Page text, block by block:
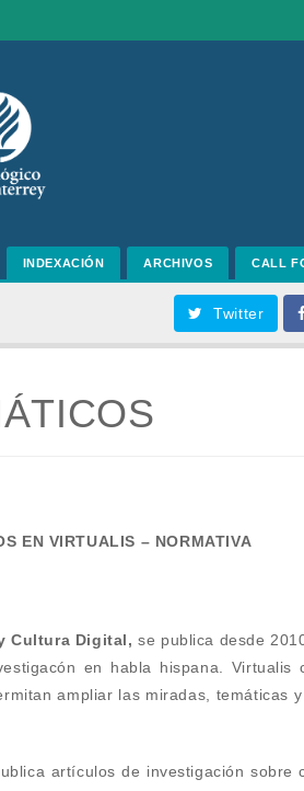
INDEXACIÓN ARCHIVOS CALL
Twitter
EN VIRTUALIS – NORMATIVA
Cultura Digital, se publica desde
en habla hispana.
ampliar las miradas,
artículos de investigación